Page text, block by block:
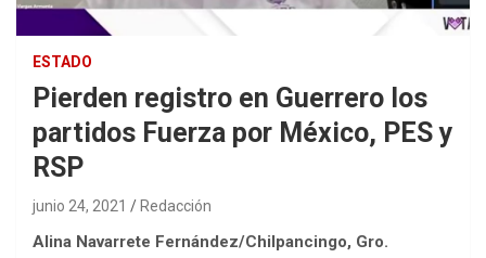
ESTADO
Pierden registro en Guerrero los
partidos Fuerza por México, PES y
RSP
junio 24, 2021 Redacción
Alina Navarrete Fernández/Chilpancingo, Gro.